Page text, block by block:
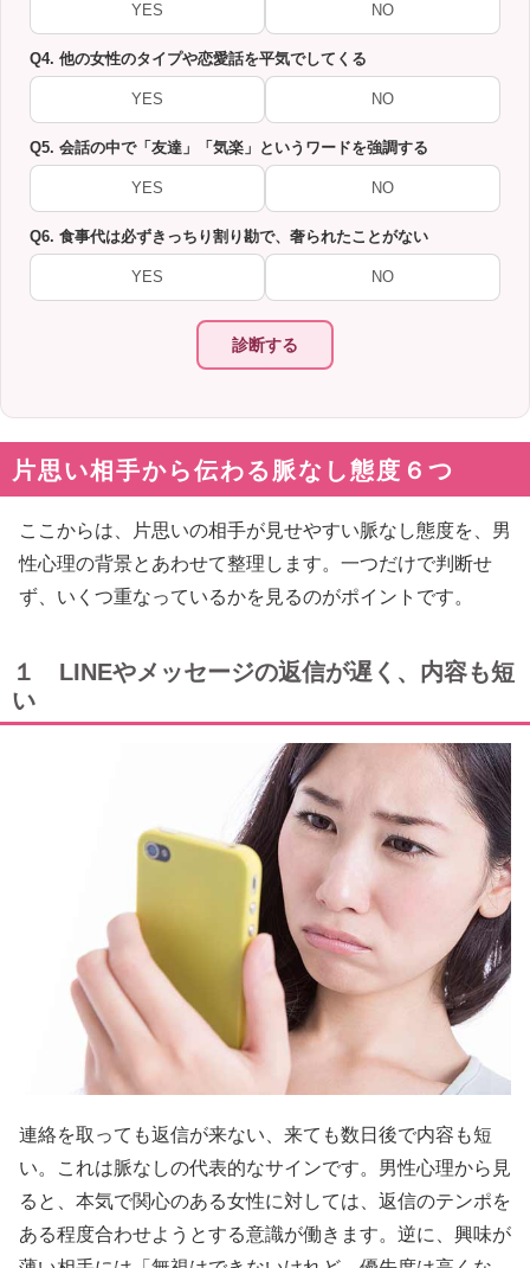
YES NO
Q4. 他の女性のタイプや恋愛話を平気でしてくる
YES NO
Q5. 会話の中で「友達」「気楽」というワードを強調する
YES NO
Q6. 食事代は必ずきっちり割り勘で、奢られたことがない
YES NO
診断する
片思い相手から伝わる脈なし態度６つ
ここからは、片思いの相手が見せやすい脈なし態度を、男
性心理の背景とあわせて整理します。一つだけで判断せ
ず、いくつ重なっているかを見るのがポイントです。
１ LINEやメッセージの返信が遅く、内容も短
い
連絡を取っても返信が来ない、来ても数日後で内容も短
い。これは脈なしの代表的なサインです。男性心理から見
ると、本気で関心のある女性に対しては、返信のテンポを
ある程度合わせようとする意識が働きます。逆に、興味が